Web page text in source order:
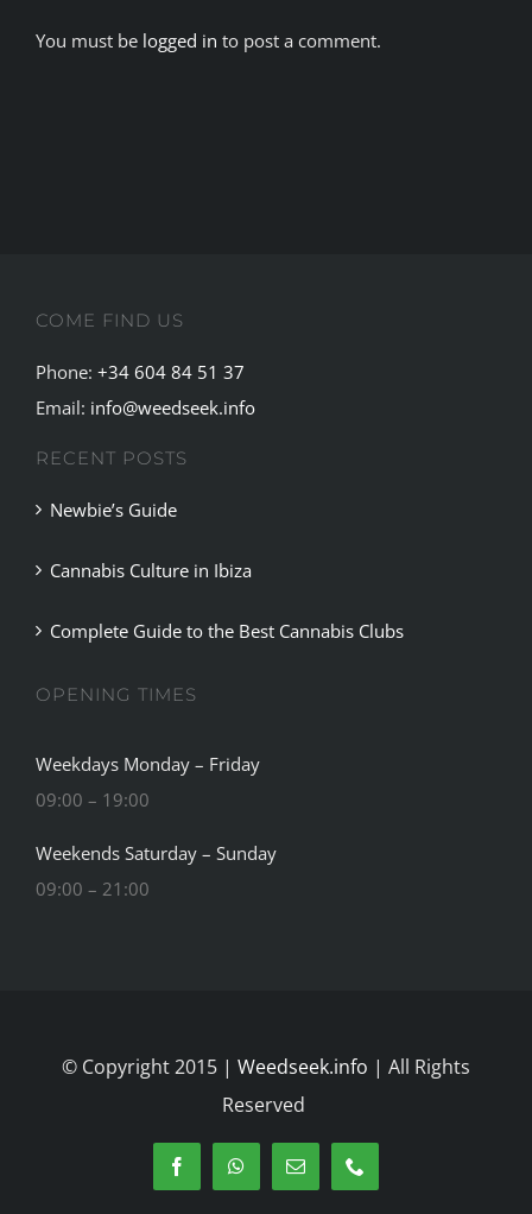
You must be logged in to post a comment.
COME FIND US
Phone: +34 604 84 51 37
Email: info@weedseek.info
RECENT POSTS
Newbie’s Guide
Cannabis Culture in Ibiza
Complete Guide to the Best Cannabis Clubs
OPENING TIMES
Weekdays Monday – Friday
09:00 – 19:00
Weekends Saturday – Sunday
09:00 – 21:00
© Copyright 2015 | Weedseek.info | All Rights
Reserved